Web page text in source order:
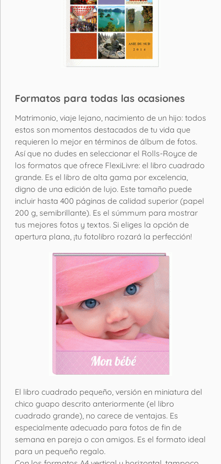
Formatos para todas las ocasiones
Matrimonio, viaje lejano, nacimiento de un hijo: todos
estos son momentos destacados de tu vida que
requieren lo mejor en términos de álbum de fotos.
Así que no dudes en seleccionar el Rolls-Royce de
los formatos que ofrece FlexiLivre: el libro cuadrado
grande. Es el libro de alta gama por excelencia,
digno de una edición de lujo. Este tamaño puede
incluir hasta 400 páginas de calidad superior (papel
200 g, semibrillante). Es el súmmum para mostrar
tus mejores fotos y textos. Si eliges la opción de
apertura plana, ¡tu fotolibro rozará la perfección!
El libro cuadrado pequeño, versión en miniatura del
chico guapo descrito anteriormente (el libro
cuadrado grande), no carece de ventajas. Es
especialmente adecuado para fotos de fin de
semana en pareja o con amigos. Es el formato ideal
para un pequeño regalo.